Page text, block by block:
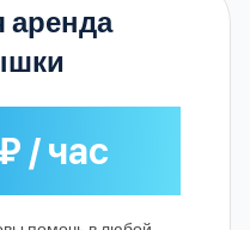
аренда
/ час